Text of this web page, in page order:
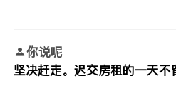
你说呢
坚决赶走。迟交房租的一天不